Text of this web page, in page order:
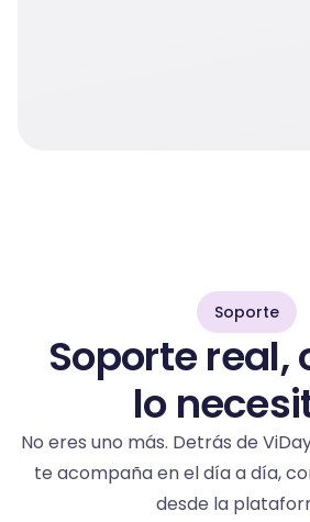
Soporte
Soporte real,
lo
No eres uno más. Detrás de
te acompaña en el día a día,
desde la